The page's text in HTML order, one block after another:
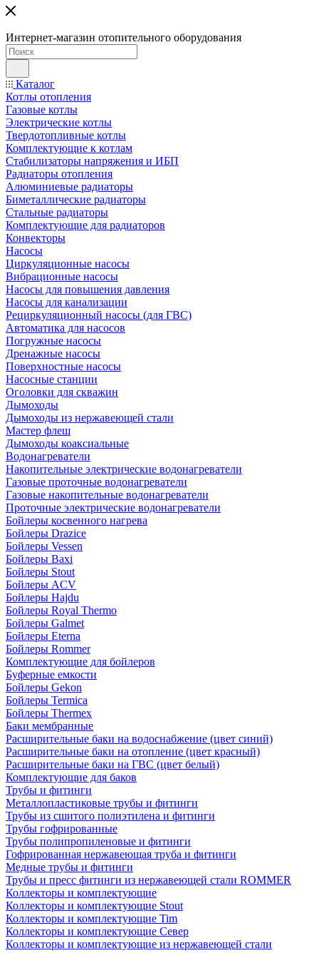
Интернет-магазин отопительного оборудования
Каталог
Котлы отопления
Газовые котлы
Электрические котлы
Твердотопливные котлы
Комплектующие к котлам
Стабилизаторы напряжения и ИБП
Радиаторы отопления
Алюминиевые радиаторы
Биметаллические радиаторы
Стальные радиаторы
Комплектующие для радиаторов
Конвекторы
Насосы
Циркуляционные насосы
Вибрационные насосы
Насосы для повышения давления
Насосы для канализации
Рециркуляционный насосы (для ГВС)
Автоматика для насосов
Погружные насосы
Дренажные насосы
Поверхностные насосы
Насосные станции
Оголовки для скважин
Дымоходы
Дымоходы из нержавеющей стали
Мастер флеш
Дымоходы коаксиальные
Водонагреватели
Накопительные электрические водонагреватели
Газовые проточные водонагреватели
Газовые накопительные водонагреватели
Проточные электрические водонагреватели
Бойлеры косвенного нагрева
Бойлеры Drazice
Бойлеры Vessen
Бойлеры Baxi
Бойлеры Stout
Бойлеры ACV
Бойлеры Hajdu
Бойлеры Royal Thermo
Бойлеры Galmet
Бойлеры Eterna
Бойлеры Rommer
Комплектующие для бойлеров
Буферные емкости
Бойлеры Gekon
Бойлеры Termica
Бойлеры Thermex
Баки мембранные
Расширительные баки на водоснабжение (цвет синий)
Расширительные баки на отопление (цвет красный)
Расширительные баки на ГВС (цвет белый)
Комплектующие для баков
Трубы и фитинги
Металлопластиковые трубы и фитинги
Трубы из сшитого полиэтилена и фитинги
Трубы гофрированные
Трубы полипропиленовые и фитинги
Гофрированная нержавеющая труба и фитинги
Медные трубы и фитинги
Трубы и пресс фитинги из нержавеющей стали ROMMER
Коллекторы и комплектующие
Коллекторы и комплектующие Stout
Коллекторы и комплектующие Tim
Коллекторы и комплектующие Север
Коллекторы и комплектующие из нержавеющей стали